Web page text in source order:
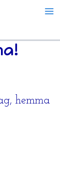
hemma